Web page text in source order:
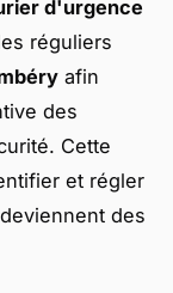
d'urgence
réguliers
afin
des
Cette
et régler
des